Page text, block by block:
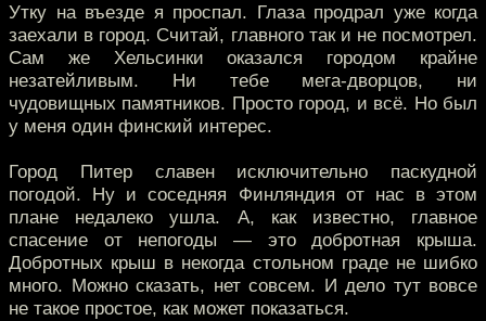
Утку на въезде я проспал. Глаза продрал уже когда
заехали в город. Считай, главного так и не посмотрел.
Сам же Хельсинки оказался городом крайне
незатейливым. Ни тебе мега-дворцов, ни
чудовищных памятников. Просто город, и всё. Но был
у меня один финский интерес.
Город Питер славен исключительно паскудной
погодой. Ну и соседняя Финляндия от нас в этом
плане недалеко ушла. А, как известно, главное
спасение от непогоды — это добротная крыша.
Добротных крыш в некогда стольном граде не шибко
много. Можно сказать, нет совсем. И дело тут вовсе
не такое простое, как может показаться.